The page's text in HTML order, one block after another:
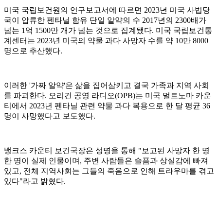
미국 국립보건원의 연구보고서에 따르면 2023년 미국 사법당
국이 압류한 펜타닐 함유 단일 알약의 수 2017년의 2300배가
넘는 1억 1500만 개가 넘는 것으로 집계됐다. 미국 국립보건통
계센터는 2023년 미국의 약물 과다 사망자 수를 약 10만 8000
명으로 추산했다.
이러한 '가짜 알약'은 삶을 집어삼키고 결국 가족과 지역 사회
를 파괴한다. 오리건 공영 라디오(OPB)는 미국 멀트노마 카운
티에서 2023년 펜타닐 관련 약물 과다 복용으로 한 달 평균 36
명이 사망했다고 보도했다.
뱅크스 카운티 보건국장은 성명을 통해 "보고된 사망자 한 명
한 명이 실제 인물이며, 주변 사람들은 슬픔과 상실감에 빠져
있고, 전체 지역사회는 그들의 죽음으로 인해 트라우마를 겪고
있다"라고 밝혔다.